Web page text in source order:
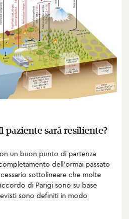
paziente sarà resiliente?
un buon punto di partenza
dell'ormai passato
sottolineare che molte
di Parigi sono su base
sono definiti in modo